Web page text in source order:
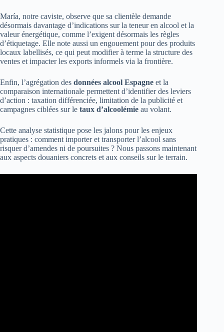
María, notre caviste, observe que sa clientèle demande
désormais davantage d’indications sur la teneur en alcool et la
valeur énergétique, comme l’exigent désormais les règles
d’étiquetage. Elle note aussi un engouement pour des produits
locaux labellisés, ce qui peut modifier à terme la structure des
ventes et impacter les exports informels via la frontière.
Enfin, l’agrégation des données alcool Espagne et la
comparaison internationale permettent d’identifier des leviers
d’action : taxation différenciée, limitation de la publicité et
campagnes ciblées sur le taux d’alcoolémie au volant.
Cette analyse statistique pose les jalons pour les enjeux
pratiques : comment importer et transporter l’alcool sans
risquer d’amendes ni de poursuites ? Nous passons maintenant
aux aspects douaniers concrets et aux conseils sur le terrain.